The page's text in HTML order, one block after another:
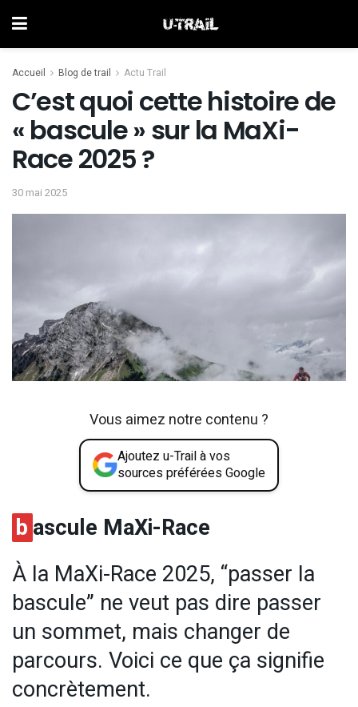
Accueil Blog de trail Actu Trail
C’est quoi cette histoire de
« bascule » sur la MaXi-
Race 2025 ?
30 mai 2025
Vous aimez notre contenu ?
Ajoutez u-Trail à vos
sources préférées Google
b ascule MaXi-Race
À la MaXi-Race 2025, “passer la
bascule” ne veut pas dire passer
un sommet, mais changer de
parcours. Voici ce que ça signifie
concrètement.